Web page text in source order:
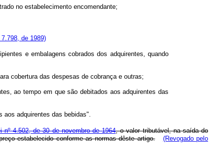
no estabelecimento encomendante;
de 1989)
e embalagens cobrados dos adquirentes, quando
cobertura das despesas de cobrança e outras;
ao tempo em que são debitados aos adquirentes das
aos adquirentes das bebidas".
nº 4.502, de 30 de novembro de 1964, o valor tributável, na saída do
estabelecido conforme as normas dêste artigo.
(Revogado pelo